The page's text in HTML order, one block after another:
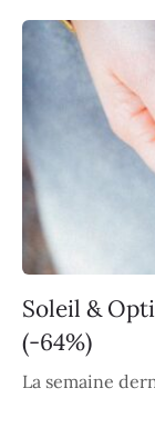
Soleil &
(-64%)
La semaine